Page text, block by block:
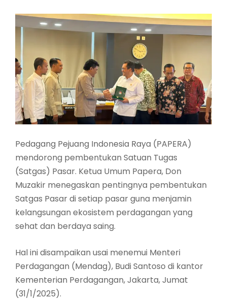
Pedagang Pejuang Indonesia Raya (PAPERA)
mendorong pembentukan Satuan Tugas
(Satgas) Pasar. Ketua Umum Papera, Don
Muzakir menegaskan pentingnya pembentukan
Satgas Pasar di setiap pasar guna menjamin
kelangsungan ekosistem perdagangan yang
sehat dan berdaya saing.
Hal ini disampaikan usai menemui Menteri
Perdagangan (Mendag), Budi Santoso di kantor
Kementerian Perdagangan, Jakarta, Jumat
(31/1/2025).